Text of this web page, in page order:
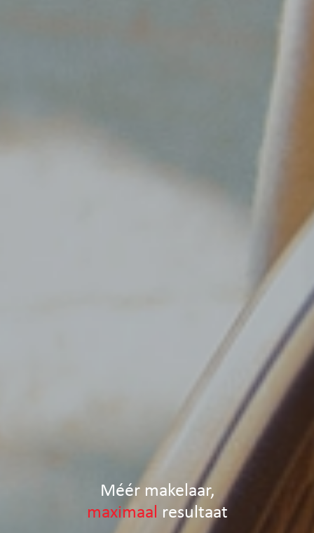
Méér makelaar,
maximaal resultaat